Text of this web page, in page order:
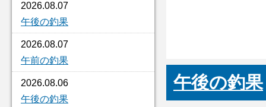
2026.08.07
午後の釣果
2026.08.07
午前の釣果
2026.08.06
午後の釣果
午後の釣果